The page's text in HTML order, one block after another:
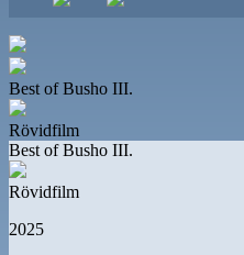
Best of Busho III.
Rövidfilm
Best of Busho III.
Rövidfilm
2025